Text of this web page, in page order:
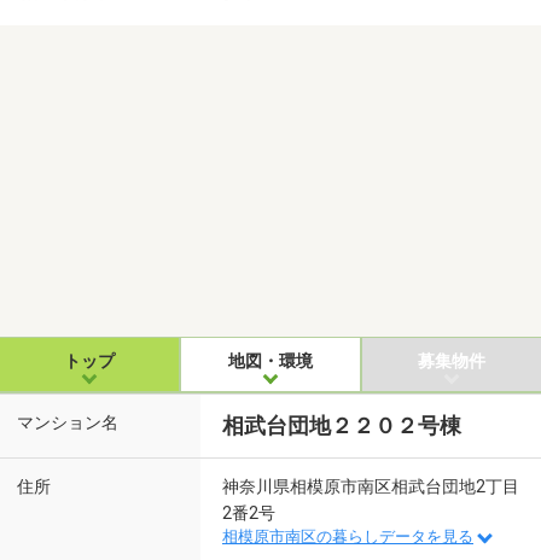
トップ 地図・環境 募集物件
マンション名 相武台団地２２０２号棟
住所
神奈川県相模原市南区相武台団地2丁目
2番2号
相模原市南区の暮らしデータを見る